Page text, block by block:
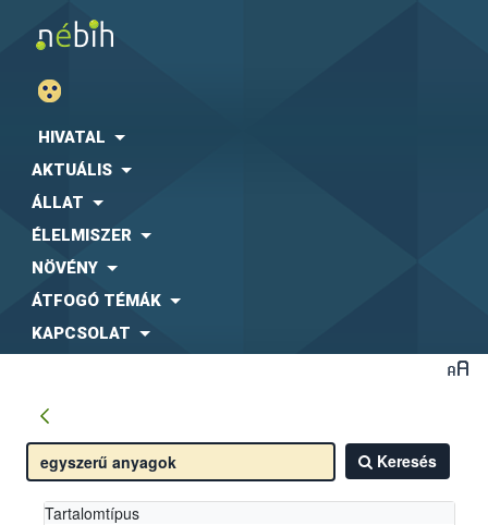
HIVATAL
AKTUÁLIS
ÁLLAT
ÉLELMISZER
NÖVÉNY
ÁTFOGÓ TÉMÁK
KAPCSOLAT
Keresés
Tartalomtípus